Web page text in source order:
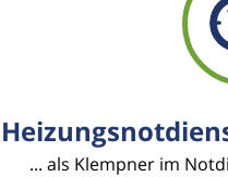
... als Klempner im